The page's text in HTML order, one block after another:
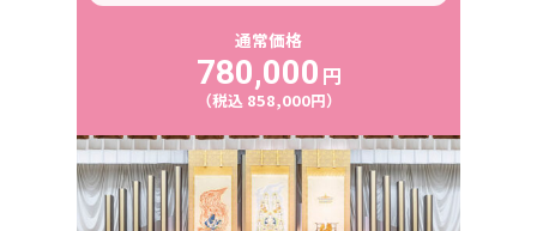
通常価格
780,000 円
（税込 858,000円）